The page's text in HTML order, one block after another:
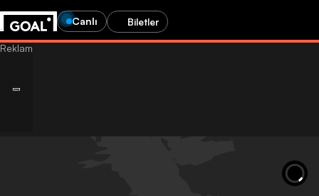
Canlı Biletler